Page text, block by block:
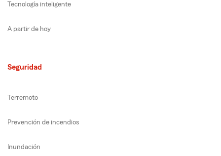
Tecnología inteligente
A partir de hoy
Seguridad
Terremoto
Prevención de incendios
Inundación